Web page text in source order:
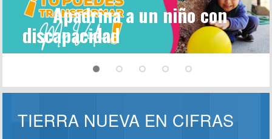
Apadrina a un niño con
discapacidad
TIERRA NUEVA EN CIFRAS